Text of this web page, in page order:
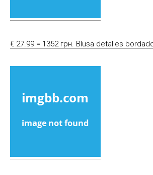
€ 27.99 = 1352 грн. Blusa detalles